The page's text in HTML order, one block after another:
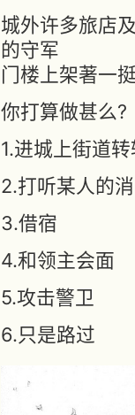
城外许多旅店
的守军
门楼上架著一
你打算做甚么?
1.进城上街道
2.打听某人的
3.借宿
4.和领主会面
5.攻击警卫
6.只是路过